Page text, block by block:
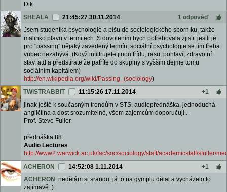
Dik
SHEALA
21:45:27 30.11.2014
1 odpověď
Jsem studentka psychologie a píšu do sociologického sborníku, takže
malinko plavu v termitech. S dovolením bych potřebovala zjistit jestli je
pro "passing" nějaký zavedený termín, sociální psychologie se tím třeba
vůbec nezabývá. (Když infiltrujete jinou třídu, rasu, pohlaví, zdravotní
stav, atd a předstírate že patříte do skupiny s vyšším dejme tomu
sociálním kapitálem)
http://en.wikipedia.org/wiki/Passing_(sociology)
TWISTRABBIT
11:15:26 17.11.2014
+1
jinak ještě k současným trendům v STS, audiopřednáška, jednoduchá
angličtina a dost srozumitelné, všem zájemcům doporučuji..
Prof. Steve Fuller
přednáška 88
Audio Lectures
http://www2.warwick.ac.uk/fac/soc/sociology/staff/academicstaff/sfuller/
ACHERON
14:52:08 1.11.2014
+1
ACHERON : nedělám si srandu, já to na gymplu dělal a vycházelo to
zajímavě :)